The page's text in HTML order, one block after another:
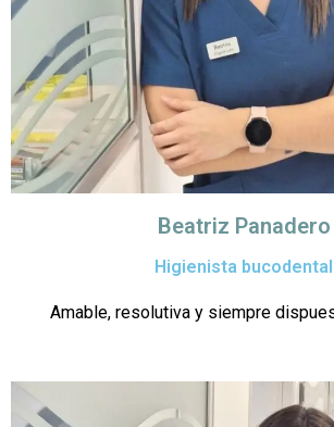
Beatriz Panadero
Higienista bucodental
Amable, resolutiva y siempre